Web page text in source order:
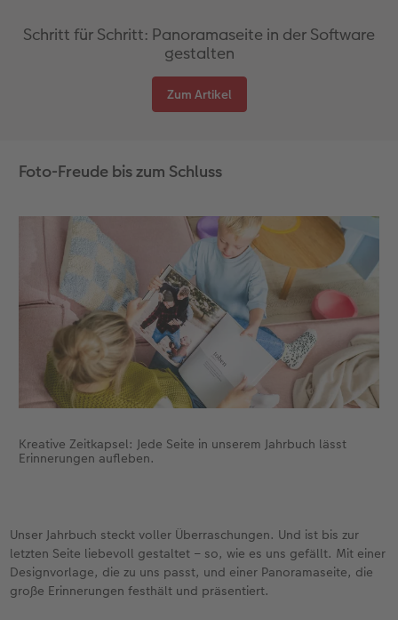
Schritt für Schritt: Panoramaseite in der Software
gestalten
Zum Artikel
Foto-Freude bis zum Schluss
Kreative Zeitkapsel: Jede Seite in unserem Jahrbuch lässt
Erinnerungen aufleben.
Unser Jahrbuch steckt voller Überraschungen. Und ist bis zur
letzten Seite liebevoll gestaltet – so, wie es uns gefällt. Mit einer
Designvorlage, die zu uns passt, und einer Panoramaseite, die
große Erinnerungen festhält und präsentiert.